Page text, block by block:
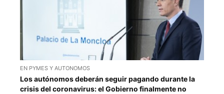
EN PYMES Y AUTONOMOS
Los autónomos deberán seguir pagando durante la
crisis del coronavirus: el Gobierno finalmente no